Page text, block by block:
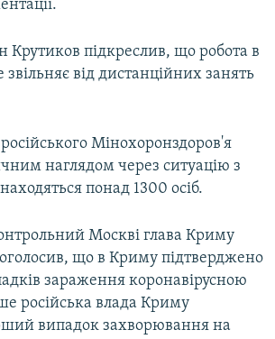
Крутиков підкреслив, що робота в
від дистанційних занять
Мінохоронздоров'я
наглядом через ситуацію з
понад 1300 осіб.
Москві глава Криму
оголосив, що в Криму підтверджено
зараження коронавірусною
російська влада Криму
випадок захворювання на